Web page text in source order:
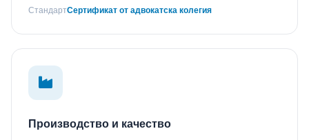
СтандартСертификат от адвокатска колегия
Производство и качество